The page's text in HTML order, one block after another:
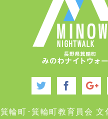
箕輪町･箕輪町教育員会 文